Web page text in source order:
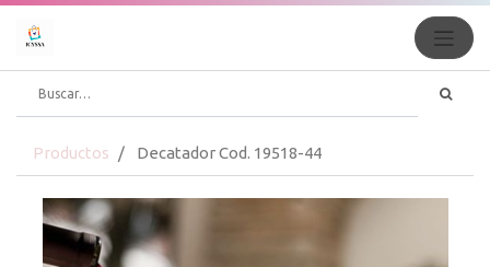
Productos Decatador Cod. 19518-44